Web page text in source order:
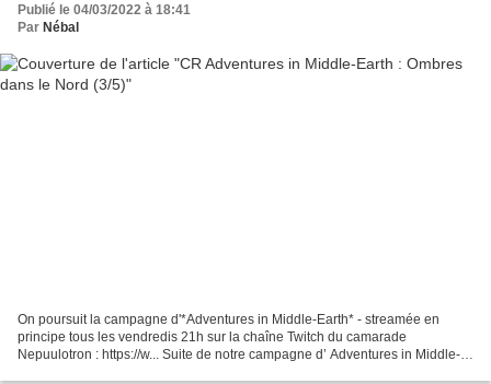
Publié le 04/03/2022 à 18:41
Par Nébal
On poursuit la campagne d'*Adventures in Middle-Earth* - streamée en
principe tous les vendredis 21h sur la chaîne Twitch du camarade
Nepuulotron : https://w... Suite de notre campagne d’ Adventures in Middle-